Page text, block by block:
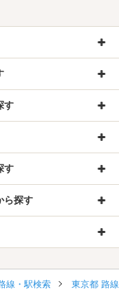
す
す
ら探す
線・駅検索 東京都 路